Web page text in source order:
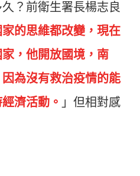
？前衛生署長楊志良
的思維都改變，現在
，他開放國境，南
為沒有救治疫情的能
濟活動。 」但相對感